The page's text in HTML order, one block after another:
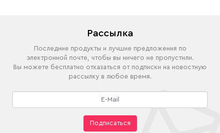
Рассылка
Последние продукты и лучшие предложения по
электронной почте, чтобы вы ничего не пропустили.
Вы можете бесплатно отказаться от подписки на новостную
рассылку в любое время.
Подписаться